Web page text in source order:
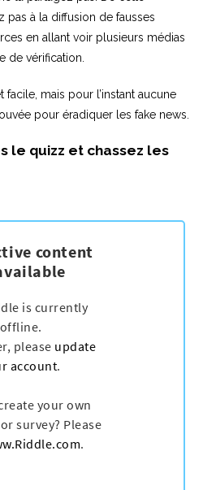
pas à la diffusion de fausses
en allant voir plusieurs médias
de vérification.
mais pour l’instant aucune
pour éradiquer les fake news.
le quizz et chassez les